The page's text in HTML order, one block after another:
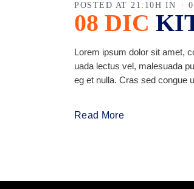
08 DIC
POSTED AT 21:10H IN
Lorem ipsum dolor sit amet,
uada lectus vel, malesuada
eg et nulla. Cras sed congue
Read More